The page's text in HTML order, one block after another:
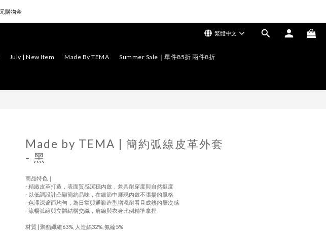
購物金
購物金
購物金
繁體中文
July | New Item Made By TEMA Summer Sale｜單件85折 兩件8折
Made by TEMA | 簡約弧線皮革外套
- 黑
商品特色｜
- 精緻皮革打造，表面質感沉穩內斂，兼具耐穿度與自然挺度
- 以低調設計凸顯簡約品味，在細節中展現內斂不張揚的風格
- 色澤深邃而均勻，為日常與通勤造型增添耐看且成熟的層次感
- 流暢弧線與立體結構交織，肩線與衣身比例精準拿捏
材質 | 聚酯纖維63%, 人造絲32%, 氨綸5%